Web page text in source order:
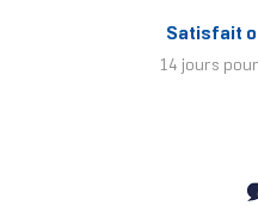
Satisfait
14 jours